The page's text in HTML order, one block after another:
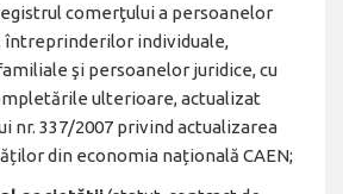
comerţului a persoanelor
întreprinderilor individuale,
şi persoanelor juridice, cu
ulterioare, actualizat
nr. 337/2007 privind actualizarea
din economia națională CAEN;